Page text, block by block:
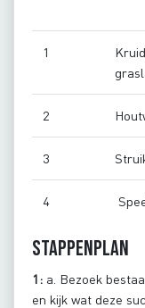
1
2
3
4
Stappenplan
1: a. Bezoek
en kijk wat deze